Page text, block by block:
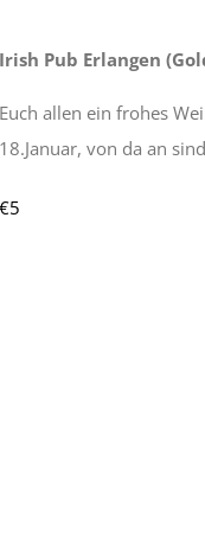
Irish Pub Erlangen
Euch allen ein frohes
18.Januar, von da an sind
€5